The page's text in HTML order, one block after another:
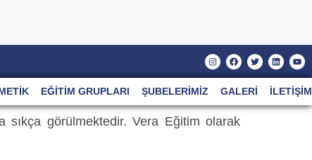
EĞITIM GRUPLARI ŞUBELERIMIZ GALERI İLETIŞIM
sıkça görülmektedir. Vera Eğitim olarak